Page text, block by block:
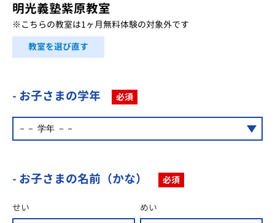
明光義塾紫原教室
※こちらの教室は1ヶ月無料体験の対象外です
教室を選び直す
- お子さまの学年 必須
- お子さまの名前（かな） 必須
せい めい